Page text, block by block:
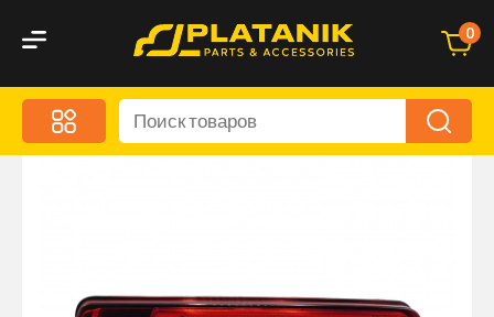
0
Меню
Акционные предложения
Оптика и светотехника